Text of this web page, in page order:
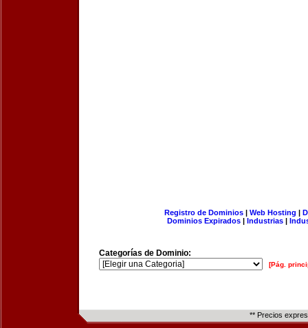
Registro de Dominios| Web Hosting |
Dominios Expirados | Industrias |
Categorías de Dominio:
[Pág.
** Precios